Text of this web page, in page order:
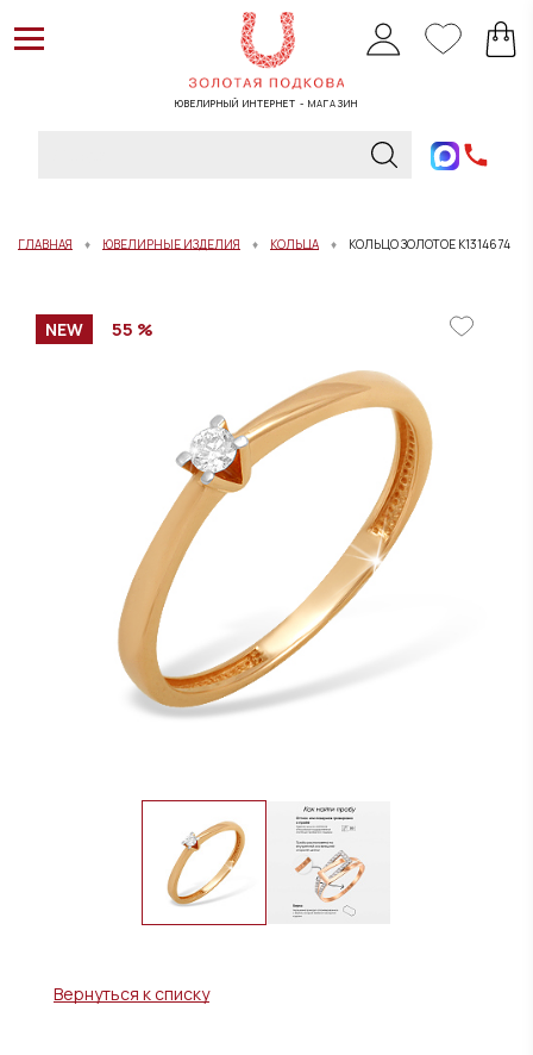
ЮВЕЛИРНЫЙ ИНТЕРНЕТ - МАГАЗИН
ГЛАВНАЯ ЮВЕЛИРНЫЕ ИЗДЕЛИЯ КОЛЬЦА КОЛЬЦО ЗОЛОТОЕ К1314674
NEW 55 %
Вернуться к списку